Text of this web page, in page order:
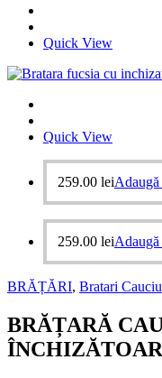
Quick View
Quick View
259.00 lei
259.00 lei
BRĂȚĂRI, Bratari
BRĂȚARĂ